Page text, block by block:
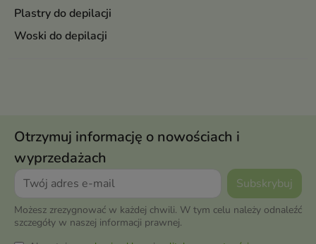
Plastry do depilacji
Woski do depilacji
Otrzymuj informację o nowościach i
wyprzedażach
Możesz zrezygnować w każdej chwili. W tym celu należy odnaleźć
szczegóły w naszej informacji prawnej.